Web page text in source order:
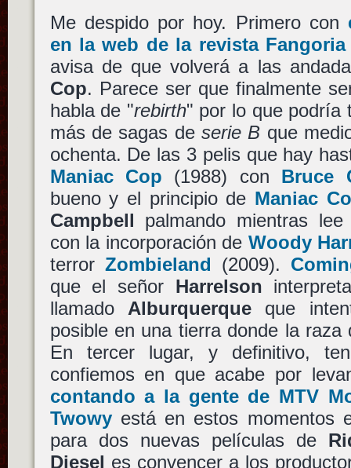
Me despido por hoy. Primero con
en la web de la revista Fangoria
avisa de que volverá a las
Cop. Parece ser que finalmente
habla de "rebirth" por lo que podría
más de sagas de serie B que
ochenta. De las 3 pelis que hay
Maniac Cop (1988) con Bruce
bueno y el principio de Maniac
Campbell palmando mientras
con la incorporación de Woody
terror Zombieland (2009).
que el señor Harrelson
llamado Alburquerqueque
posible en una tierra donde la
En tercer lugar, y definitivo,
confiemos en que acabe por
contando a la gente de MTV
Twowyestá en estos momentos
para dos nuevas películas de
Diesel es convencer a los